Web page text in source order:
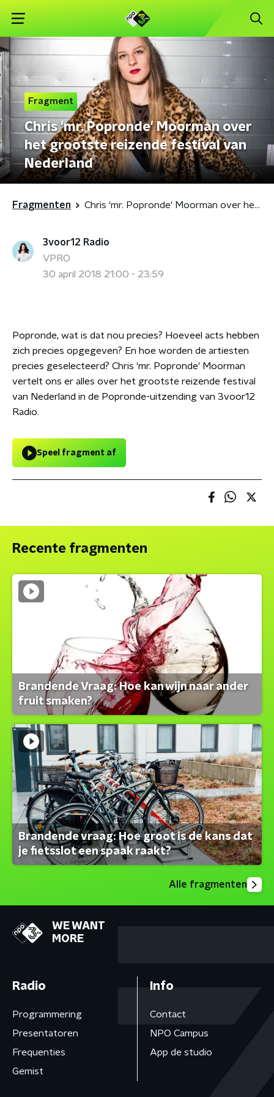
Fragment
Chris 'mr. Popronde' Moorman over
het grootste reizende festival van
Nederland
Fragmenten Chris 'mr. Popronde' Moorman over het grootste reizende festival van Nederland
3voor12 Radio
VPRO
30 april 2018 21:00 - 23:59
Popronde, wat is dat nou precies? Hoeveel acts hebben
zich precies opgegeven? En hoe worden de artiesten
precies geselecteerd? Chris 'mr. Popronde' Moorman
vertelt ons er alles over het grootste reizende festival
van Nederland in de Popronde-uitzending van 3voor12
Radio.
Speel fragment af
Recente fragmenten
Brandende Vraag: Hoe kan wijn naar ander
fruit smaken?
Brandende vraag: Hoe groot is de kans dat
je fietsslot een spaak raakt?
Alle fragmenten
WE WANT
MORE
Radio
Programmering
Presentatoren
Frequenties
Gemist
Info
Contact
NPO Campus
App de studio